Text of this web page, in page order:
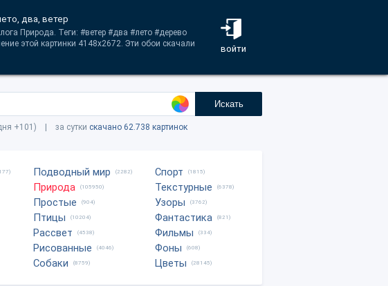
войти
два, ветер
Природа. Теги: #ветер #два #лето #дерево
этой картинки 4148x2672. Эти обои скачали
Искать
+101) | за сутки скачано 62.738 картинок
Подводный мир (2282)
Природа (105950)
Простые (904)
Птицы (10204)
Рассвет (4538)
Рисованные (4046)
Собаки (8759)
Спорт (1815)
Текстурные (6378)
Узоры (3762)
Фантастика (821)
Фильмы (334)
Фоны (608)
Цветы (28145)